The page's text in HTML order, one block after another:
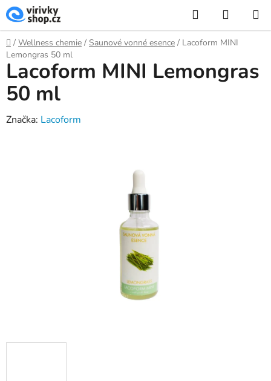
Přejít
na
obsah
Hledat
KOŠÍK
Domů
/ Wellness chemie / Saunové vonné esence / Lacoform MINI
Lemongras 50 ml
Lacoform MINI Lemongras
50 ml
Značka: Lacoform